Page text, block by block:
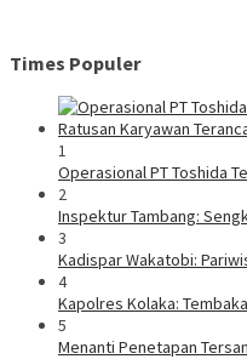
Times Populer
1
Operasional PT Toshida
2
Inspektur Tambang:
3
Kadispar Wakatobi:
4
Kapolres Kolaka:
5
Menanti Penetapan